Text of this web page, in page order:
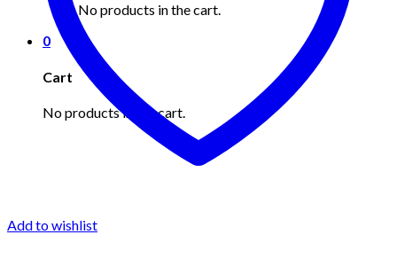
No products in the cart.
0
Cart
No products in the cart.
Add to wishlist